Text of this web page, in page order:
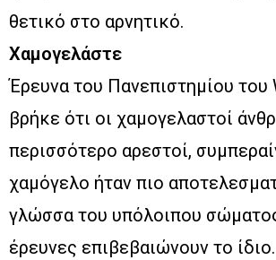
θετικό στο αρνητικό.
Χαμογελάστε
Έρευνα του Πανεπιστημίου του
βρήκε ότι οι χαμογελαστοί
περισσότερο αρεστοί,
χαμόγελο ήταν πιο
γλώσσα του υπόλοιπου
έρευνες επιβεβαιώνουν το ίδιο.